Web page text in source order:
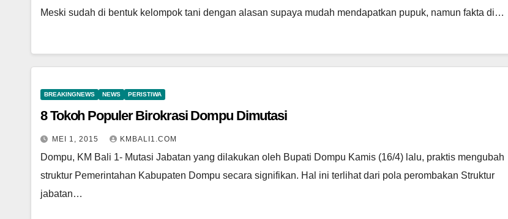
Meski sudah di bentuk kelompok tani dengan alasan supaya mudah mendapatkan pupuk, namun fakta di…
BREAKINGNEWS NEWS PERISTIWA
8 Tokoh Populer Birokrasi Dompu Dimutasi
MEI 1, 2015 KMBALI1.COM
Dompu, KM Bali 1- Mutasi Jabatan yang dilakukan oleh Bupati Dompu Kamis (16/4) lalu, praktis mengubah
struktur Pemerintahan Kabupaten Dompu secara signifikan. Hal ini terlihat dari pola perombakan Struktur
jabatan…